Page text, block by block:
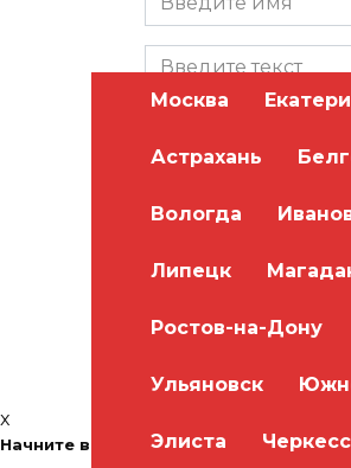
Сохранить моё имя,
x
Начните водить уже через месяц!
Москва
Астрахань
Вологда
Липецк
Ростов-на-Дону
Ульяновск
Элиста